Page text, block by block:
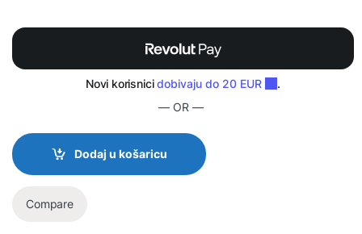
— OR —
Dodaj u košaricu
Compare